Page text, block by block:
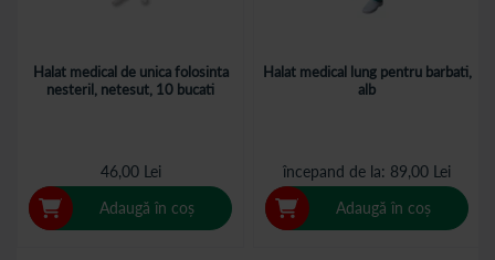
Halat medical de unica folosinta
nesteril, netesut, 10 bucati
46,00 Lei
Adaugă în coș
Halat medical lung pentru barbati,
alb
începand de la 89,00 Lei
Adaugă în coș